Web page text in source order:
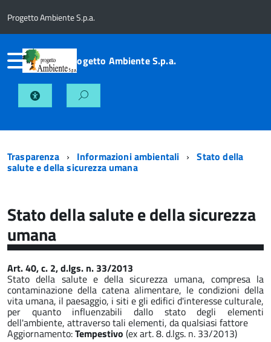
Progetto Ambiente S.p.a.
Progetto Ambiente S.p.a.
Trasparenza Informazioni ambientali Stato della
salute e della sicurezza umana
Stato della salute e della sicurezza
umana
Art. 40, c. 2, d.lgs. n. 33/2013
Stato della salute e della sicurezza umana, compresa la
contaminazione della catena alimentare, le condizioni della
vita umana, il paesaggio, i siti e gli edifici d'interesse culturale,
per quanto influenzabili dallo stato degli elementi
dell'ambiente, attraverso tali elementi, da qualsiasi fattore
Aggiornamento:Tempestivo (ex art. 8. d.lgs. n. 33/2013)